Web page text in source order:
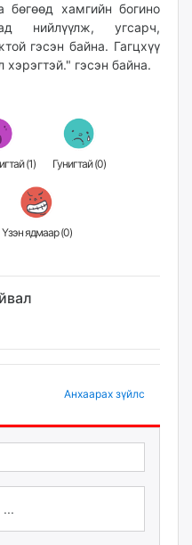
бөгөөд хамгийн богино
нийлүүлж, угсарч,
гэсэн байна. Гагцхүү
гэсэн байна.
Гайхамшигтай (1) Гунигтай (0)
Үзэн ядмаар (0)
Анхаарах зүйлс